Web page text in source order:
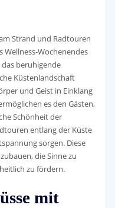
Strand und Radtouren
Wellness-Wochenendes
das beruhigende
Küstenlandschaft
und Geist in Einklang
es den Gästen,
Schönheit der
entlang der Küste
sorgen. Diese
die Sinne zu
zu fördern.
mit